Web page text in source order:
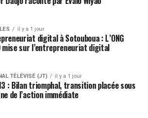
il y a 1 jour
digital à Sotouboua : L’ONG
mise sur l’entrepreneuriat digital
TÉLÉVISÉ (JT) il y a 1 jour
: Bilan triomphal, transition placée sous
de l’action immédiate